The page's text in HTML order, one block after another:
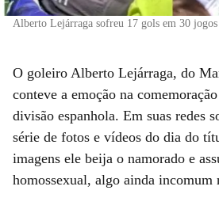
Alberto Lejárraga sofreu 17 gols em 30 jogos
O goleiro Alberto Lejárraga, do
conteve a emoção na
divisão espanhola. Em suas redes
série de fotos e vídeos do dia do
imagens ele beija o namorado e
homossexual, algo ainda incomum